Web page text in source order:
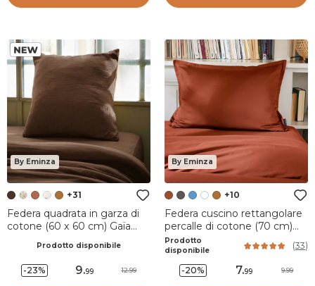
By Eminza
+31
Federa quadrata in garza di
cotone (60 x 60 cm) Gaïa
Prodotto disponibile
-23% 9.99 12.99
By Eminza
+10
Federa cuscino rettangolare
percalle di cotone (70 cm)
Cali Terracotta
Prodotto
disponibile
(33)
-20% 7.99 9.99